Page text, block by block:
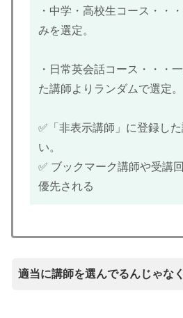
・中学・高校生コース・・
みを選定。
・日常英会話コース・・・
た講師よりランダムで選定。
✅「非表示講師」に登録し
い。
✅ ブックマーク講師や受講
優先される
適当に講師を選んでるんじゃな